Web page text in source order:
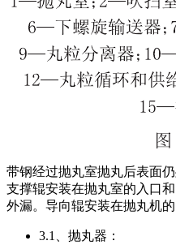
带钢经过抛丸室抛丸后表面
支撑辊安装在抛丸室的入口
外漏。导向辊安装在抛丸机
3.1、抛丸器：